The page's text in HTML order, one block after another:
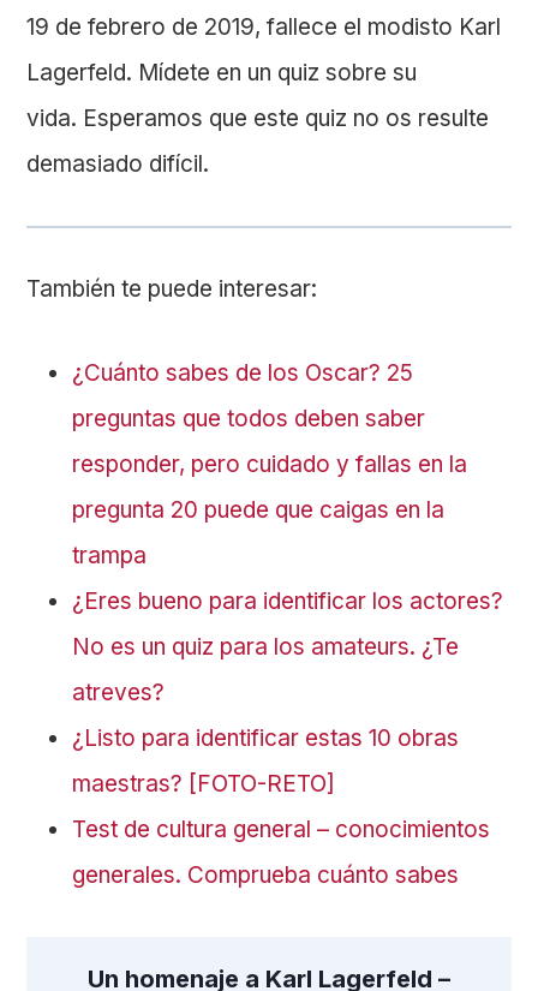
19 de febrero de 2019, fallece el modisto Karl
Lagerfeld. Mídete en un quiz sobre su
vida. Esperamos que este quiz no os resulte
demasiado difícil.
También te puede interesar:
¿Cuánto sabes de los Oscar? 25
preguntas que todos deben saber
responder, pero cuidado y fallas en la
pregunta 20 puede que caigas en la
trampa
¿Eres bueno para identificar los actores?
No es un quiz para los amateurs. ¿Te
atreves?
¿Listo para identificar estas 10 obras
maestras? [FOTO-RETO]
Test de cultura general – conocimientos
generales. Comprueba cuánto sabes
Un homenaje a Karl Lagerfeld –